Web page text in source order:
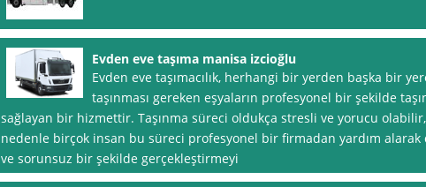
Evden eve taşıma manisa izcioğlu
Evden eve taşımacılık, herhangi bir yerden başka bir
taşınması gereken eşyaların profesyonel bir şekilde
sağlayan bir hizmettir. Taşınma süreci oldukça stresli ve yorucu
nedenle birçok insan bu süreci profesyonel bir firmadan yardım alarak
ve sorunsuz bir şekilde gerçekleştirmeyi